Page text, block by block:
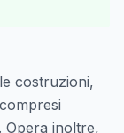
costruzioni,
Opera inoltre,